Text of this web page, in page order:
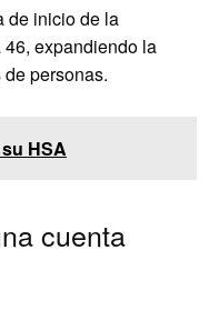
de inicio de la
expandiendo la
personas.
HSA
cuenta